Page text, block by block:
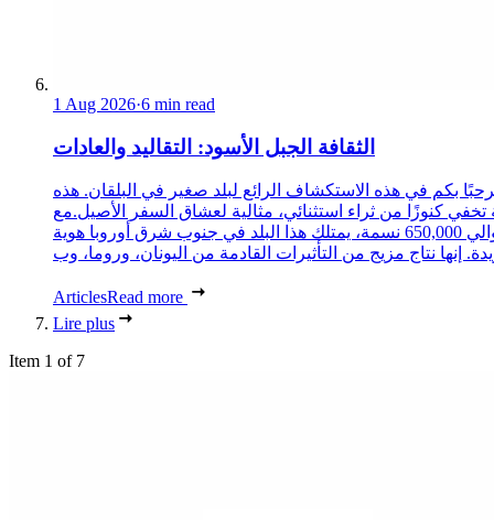
1 Aug 2026·6 min read
الثقافة الجبل الأسود: التقاليد والعادات
بكم في هذه الاستكشاف الرائع لبلد صغير في البلقان. هذه
تخفي كنوزًا من ثراء استثنائي، مثالية لعشاق السفر الأصيل.مع
حوالي 650,000 نسمة، يمتلك هذا البلد في جنوب شرق أوروبا هوية
ArticlesRead more
Lire plus
Item 1 of 7